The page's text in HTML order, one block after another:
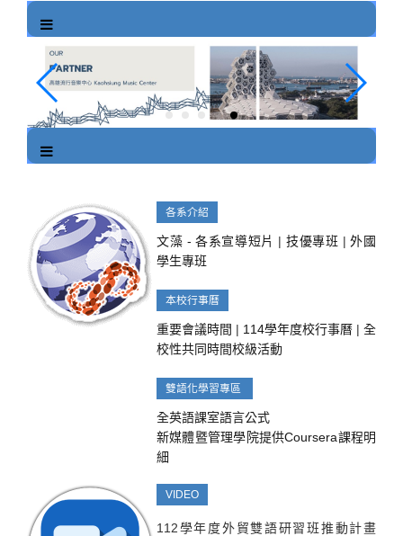
各系介紹
文藻 - 各系宣導短片 | 技優專班 |外國
學生專班
本校行事曆
重要會議時間 | 114學年度校行事曆 | 全
校性共同時間校級活動
雙語化學習專區
全英語課室語言公式
新媒體暨管理學院提供Coursera課程明
細
VIDEO
112學年度外貿雙語研習班推動計畫